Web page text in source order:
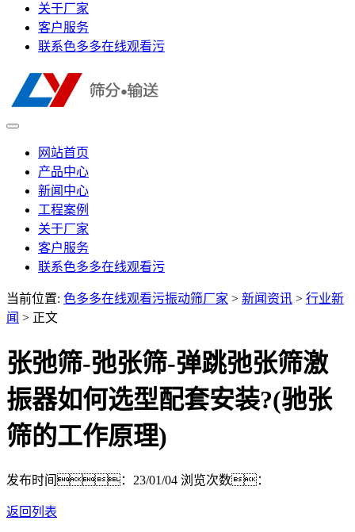
关于厂家
客户服务
联系色多多在线观看污
网站首页
产品中心
新闻中心
工程案例
关于厂家
客户服务
联系色多多在线观看污
当前位置: 色多多在线观看污振动筛厂家 > 新闻资讯 > 行业新
闻 > 正文
张弛筛-弛张筛-弹跳弛张筛激
振器如何选型配套安装?(驰张
筛的工作原理)
发布时间：23/01/04 浏览次数：
返回列表